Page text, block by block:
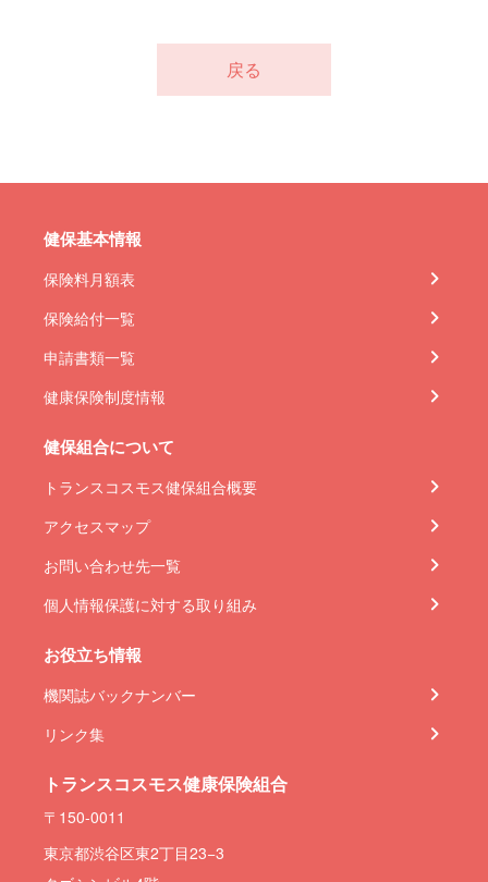
戻る
健保基本情報
保険料月額表
保険給付一覧
申請書類一覧
健康保険制度情報
健保組合について
トランスコスモス健保組合概要
アクセスマップ
お問い合わせ先一覧
個人情報保護に対する取り組み
お役立ち情報
機関誌バックナンバー
リンク集
トランスコスモス健康保険組合
〒150-0011
東京都渋谷区東2丁目23−3